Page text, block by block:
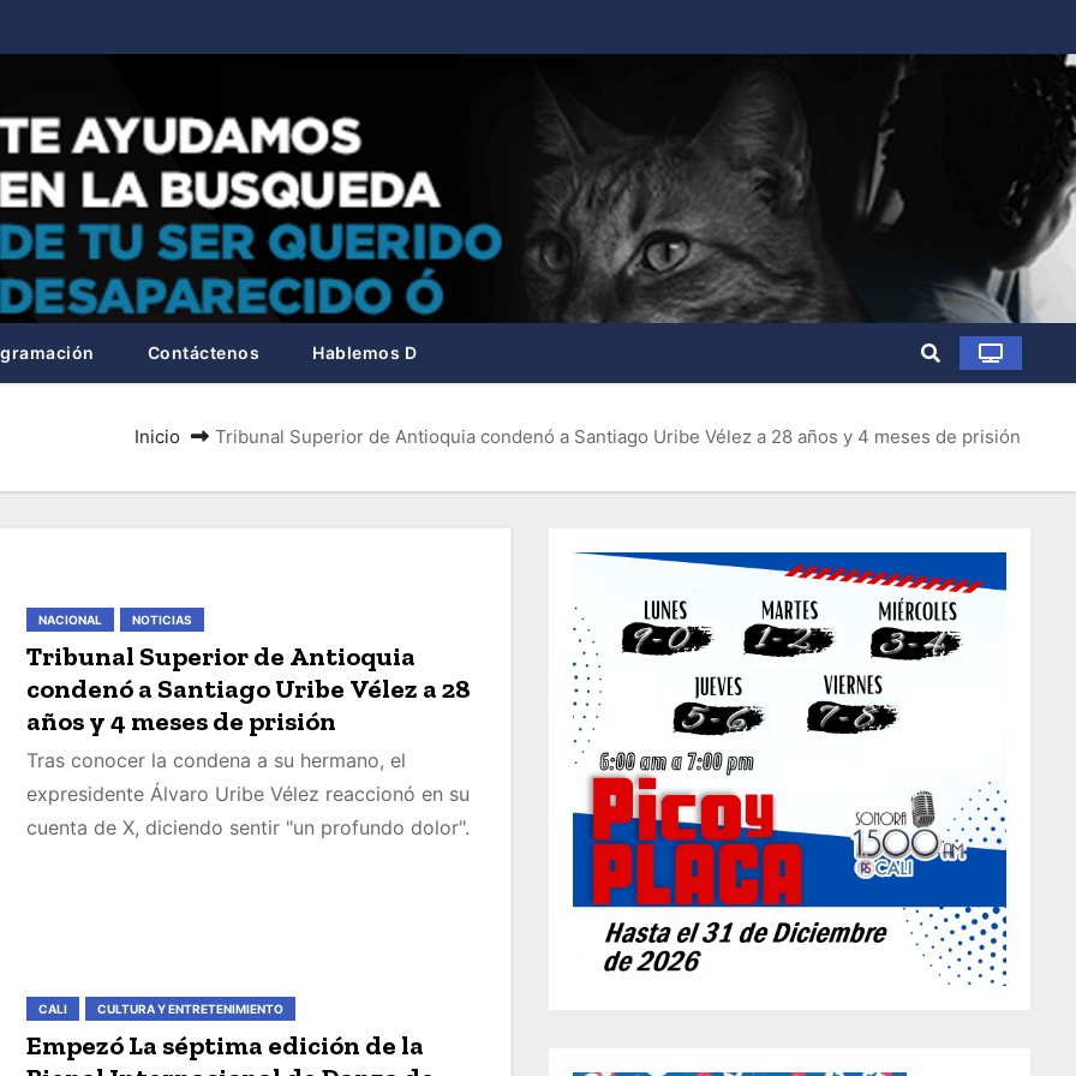
Contáctenos Hablemos D
Inicio Tribunal Superior de Antioquia condenó a Santiago Uribe Vélez a 28 años y 4 meses de prisión
NACIONAL NOTICIAS
Tribunal Superior de Antioquia
condenó a Santiago Uribe Vélez a 28
años y 4 meses de prisión
Tras conocer la condena a su hermano, el
expresidente Álvaro Uribe Vélez reaccionó en su
cuenta de X, diciendo sentir "un profundo dolor".
CALI CULTURA Y ENTRETENIMIENTO
Empezó La séptima edición de la